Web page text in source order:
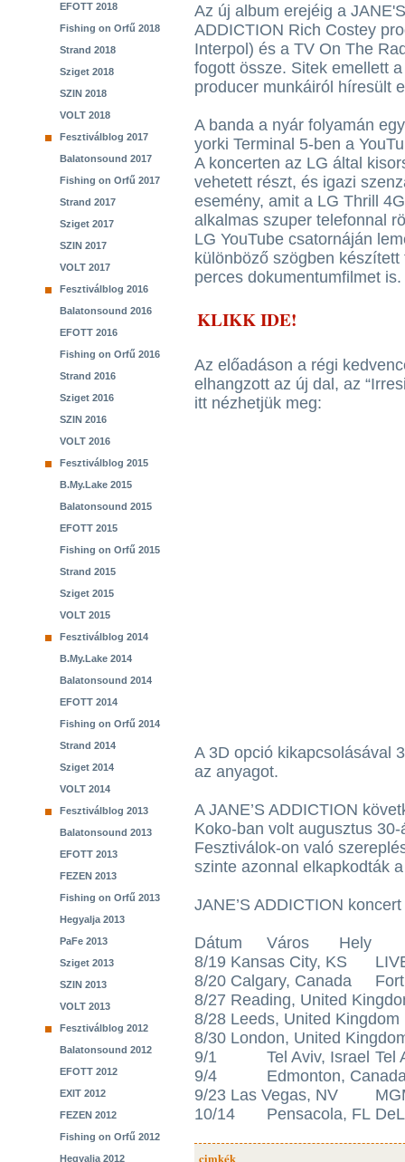
EFOTT 2018
Fishing on Orfű 2018
Strand 2018
Sziget 2018
SZIN 2018
VOLT 2018
Fesztiválblog 2017
Balatonsound 2017
Fishing on Orfű 2017
Strand 2017
Sziget 2017
SZIN 2017
VOLT 2017
Fesztiválblog 2016
Balatonsound 2016
EFOTT 2016
Fishing on Orfű 2016
Strand 2016
Sziget 2016
SZIN 2016
VOLT 2016
Fesztiválblog 2015
B.My.Lake 2015
Balatonsound 2015
EFOTT 2015
Fishing on Orfű 2015
Strand 2015
Sziget 2015
VOLT 2015
Fesztiválblog 2014
B.My.Lake 2014
Balatonsound 2014
EFOTT 2014
Fishing on Orfű 2014
Strand 2014
Sziget 2014
VOLT 2014
Fesztiválblog 2013
Balatonsound 2013
EFOTT 2013
FEZEN 2013
Fishing on Orfű 2013
Hegyalja 2013
PaFe 2013
Sziget 2013
SZIN 2013
VOLT 2013
Fesztiválblog 2012
Balatonsound 2012
EFOTT 2012
EXIT 2012
FEZEN 2012
Fishing on Orfű 2012
Hegyalja 2012
Az új album erejéig a JANE'S
ADDICTION Rich Costey
Interpol) és a TV On The
fogott össze. Sitek emellett
producer munkáiról híresült
A banda a nyár folyamán
yorki Terminal 5-ben a
A koncerten az LG által
vehetett részt, és igazi
esemény, amit a LG Thrill
alkalmas szuper telefonnal
LG YouTube csatornáján
különböző szögben
perces dokumentumfilmet is.
KLIKK IDE!
Az előadáson a régi
elhangzott az új dal, az
itt nézhetjük meg:
A 3D opció kikapcsolásával
az anyagot.
A JANE’S ADDICTION
Koko-ban volt augusztus
Fesztiválok-on való
szinte azonnal elkapkodták
JANE’S ADDICTION
Dátum Város
Hely
8/19 Kansas City, KS
8/20 Calgary, Canada
8/27 Reading, United
8/28 Leeds, United Kingdom
8/30 London, United
9/1
Tel Aviv, Israel Tel
9/4
Edmonton,
9/23 Las Vegas, NV
10/14
Pensacola, FL
cimkék